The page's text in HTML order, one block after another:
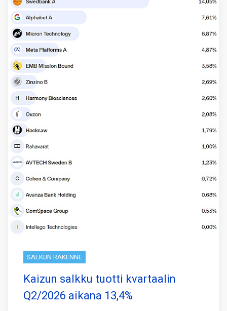
SALKUN RAKENNE
Kaizun salkku tuotti kvartaalin
Q2/2026 aikana 13,4%